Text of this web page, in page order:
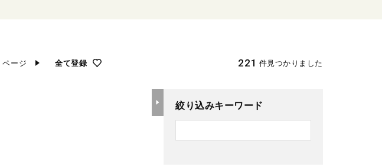
ページ 全て登録 221 件見つかりました
絞り込みキーワード